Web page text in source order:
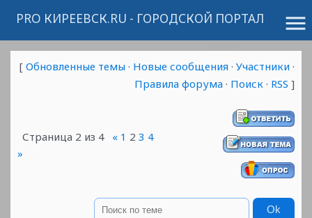
menu
PRO КИРЕЕВСК.RU - ГОРОДСКОЙ ПОРТАЛ
[ Обновленные темы · Новые сообщения · Участники ·
Правила форума · Поиск · RSS ]
Страница 2 из 4 « 1 2 3 4
»